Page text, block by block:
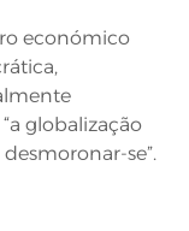
económico
globalização
se”.